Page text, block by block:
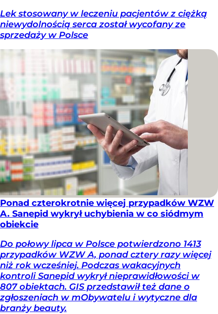
Lek stosowany w leczeniu pacjentów z ciężką
niewydolnością serca został wycofany ze
sprzedaży w Polsce
Ponad czterokrotnie więcej przypadków WZW
A. Sanepid wykrył uchybienia w co siódmym
obiekcie
Do połowy lipca w Polsce potwierdzono 1413
przypadków WZW A, ponad cztery razy więcej
niż rok wcześniej. Podczas wakacyjnych
kontroli Sanepid wykrył nieprawidłowości w
807 obiektach. GIS przedstawił też dane o
zgłoszeniach w mObywatelu i wytyczne dla
branży beauty.